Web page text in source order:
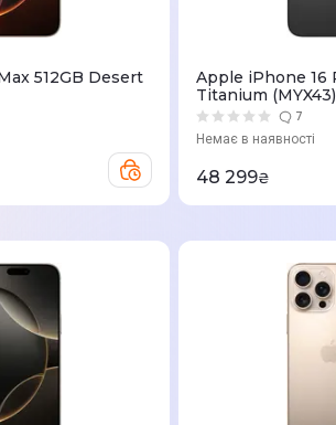
512GB Desert
Apple iPhone 16
Titanium (MYX43)
7
Немає в наявності
48 299₴